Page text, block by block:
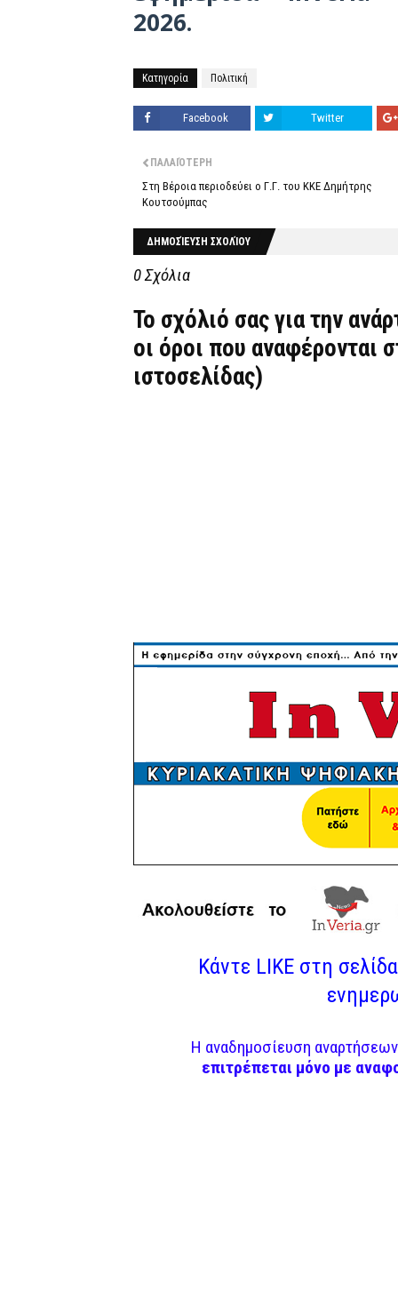
2026.
Κατηγορία Πολιτική
Facebook Twitter
ΠΑΛΑΙΌΤΕΡΗ
Στη Βέροια περιοδεύει ο Γ.Γ. του ΚΚΕ Δημήτρης
Κουτσούμπας
ΔΗΜΟΣΊΕΥΣΗ ΣΧΟΛΊΟΥ
0 Σχόλια
Το σχόλιό σας για την
οι όροι που αναφέρονται
ιστοσελίδας)
Κάντε LIKE στη
Η αναδημοσίευση
επιτρέπεται μόνο με